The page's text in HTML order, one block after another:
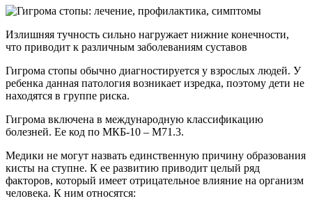
Излишняя тучность сильно нагружает нижние конечности,
что приводит к различным заболеваниям суставов
Гигрома стопы обычно диагностируется у взрослых людей. У
ребенка данная патология возникает изредка, поэтому дети не
находятся в группе риска.
Гигрома включена в международную классификацию
болезней. Ее код по МКБ-10 – М71.3.
Медики не могут назвать единственную причину образования
кисты на ступне. К ее развитию приводит целый ряд
факторов, который имеет отрицательное влияние на организм
человека. К ним относятся: